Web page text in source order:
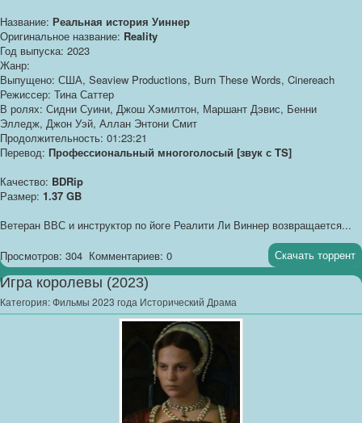
Название: Реальная история Уиннер
Оригинальное название: Reality
Год выпуска: 2023
Жанр:
Выпущено: США, Seaview Productions, Burn These Words, Cinereach
Режиссер: Тина Саттер
В ролях: Сидни Суини, Джош Хэмилтон, Маршант Дэвис, Бенни
Элледж, Джон Уэй, Аллан Энтони Смит
Продолжительность: 01:23:21
Перевод: Профессиональный многоголосый [звук с TS]
Качество: BDRip
Размер: 1.37 GB
Ветеран ВВС и инструктор по йоге Реалити Ли Виннер возвращается...
Просмотров: 304 Комментариев: 0 Скачать торрент
Игра королевы (2023)
Категория:Фильмы 2023 года Исторический Драма